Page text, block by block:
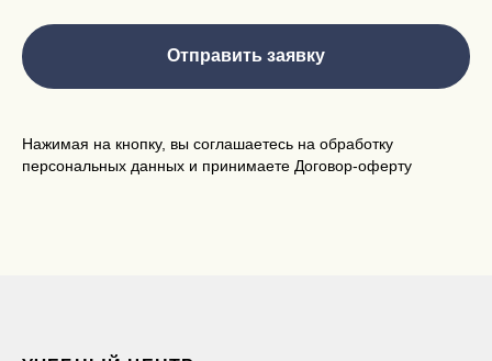
Отправить заявку
Нажимая на кнопку, вы соглашаетесь на обработку
персональных данных и принимаете Договор-оферту